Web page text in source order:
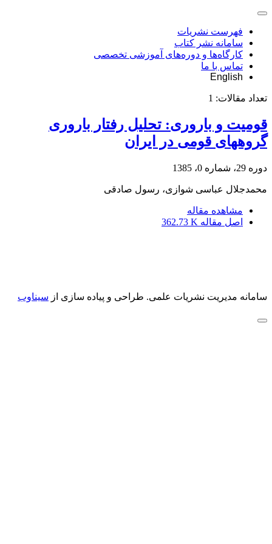
فهرست نشریات
سامانه نشر کتاب
کارگاه‌ها و دوره‌های آموزشی تخصصی
تماس با ما
English
تعداد مقالات: 1
قومیت و باروری: تحلیل رفتار باروری
گروه‏های قومی در ایران
دوره 29، شماره 0، 1385
محمدجلال عباسی شوازی، رسول صادقی
مشاهده مقاله
اصل مقاله 362.73 K
سامانه مدیریت نشریات علمی. طراحی و پیاده سازی از سیناوب